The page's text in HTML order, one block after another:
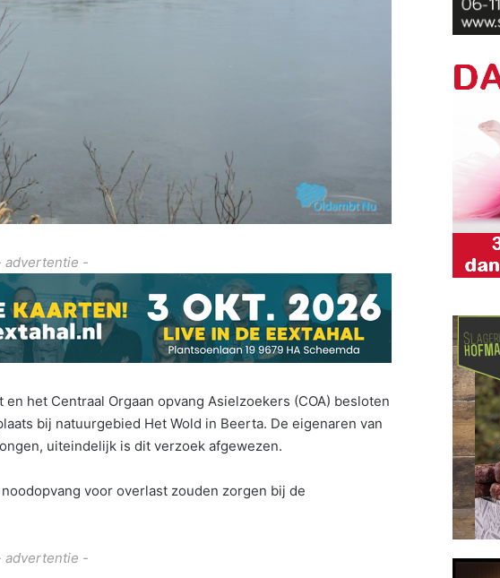
advertentie -
het Centraal Orgaan opvang Asielzoekers (COA) besloten
bij natuurgebied Het Wold in Beerta. De eigenaren van
uiteindelijk is dit verzoek afgewezen.
voor overlast zouden zorgen bij de
advertentie -